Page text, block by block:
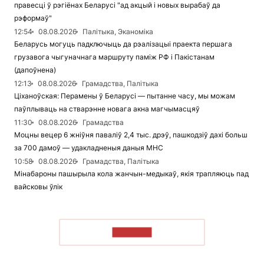
правесці ў рэгіёнах Беларусі "ад акцый і новых вырабаў да
рэформаў"
12:54
08.08.2026
Палітыка, Эканоміка
Беларусь могуць падключыць да рэалізацыі праекта першага
грузавога чыгуначнага маршруту паміж РФ і Пакістанам
(дапоўнена)
12:13
08.08.2026
Грамадства, Палітыка
Ціханоўская: Перамены ў Беларусі — пытанне часу, мы можам
паўплываць на стварэнне новага акна магчымасцяў
11:30
08.08.2026
Грамадства
Моцны вецер 6 жніўня паваліў 2,4 тыс. дрэў, пашкодзіў дахі больш
за 700 дамоў — удакладненыя даныя МНС
10:58
08.08.2026
Грамадства, Палітыка
Мінабароны пашырыла кола жанчын-медыкаў, якія трапляюць пад
вайсковы ўлік